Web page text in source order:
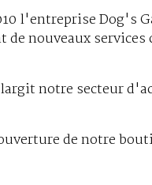
l'entreprise Dog's
nouveaux
notre secteur
de notre